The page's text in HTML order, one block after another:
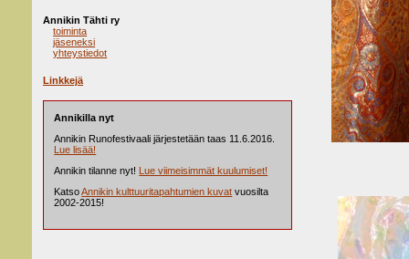
Annikin Tähti ry
toiminta
jäseneksi
yhteystiedot
Linkkejä
Annikilla nyt
Annikin Runofestivaali järjestetään taas 11.6.2016.
Lue lisää!
Annikin tilanne nyt! Lue viimeisimmät kuulumiset!
KatsoAnnikin kulttuuritapahtumien kuvat vuosilta
2002-2015!